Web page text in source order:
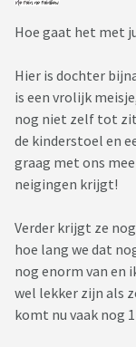
Hoe gaat het met
Hier is dochter
is een vrolijk
nog niet zelf tot
de kinderstoel en
graag met ons
neigingen krijgt!
Verder krijgt ze
hoe lang we dat
nog enorm van en
wel lekker zijn als
komt nu vaak nog 1